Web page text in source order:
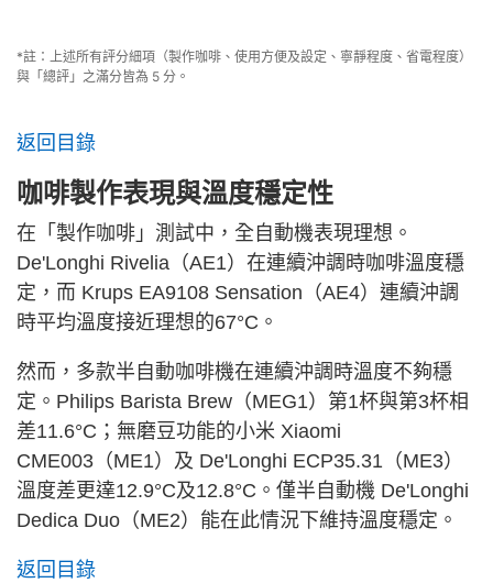
*註：上述所有評分細項（製作咖啡、使用方便及設定、寧靜程度、省電程度）
與「總評」之滿分皆為 5 分。
返回目錄
咖啡製作表現與溫度穩定性
在「製作咖啡」測試中，全自動機表現理想。
De'Longhi Rivelia（AE1）在連續沖調時咖啡溫度穩
定，而 Krups EA9108 Sensation（AE4）連續沖調
時平均溫度接近理想的67°C。
然而，多款半自動咖啡機在連續沖調時溫度不夠穩
定。Philips Barista Brew（MEG1）第1杯與第3杯相
差11.6°C；無磨豆功能的小米 Xiaomi
CME003（ME1）及 De'Longhi ECP35.31（ME3）
溫度差更達12.9°C及12.8°C。僅半自動機 De'Longhi
Dedica Duo（ME2）能在此情況下維持溫度穩定。
返回目錄